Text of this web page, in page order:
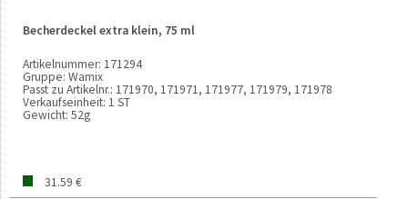
Becherdeckel extra klein, 75 ml
Artikelnummer: 171294
Gruppe: Wamix
Passt zu Artikelnr.: 171970, 171971, 171977, 171979, 171978
Verkaufseinheit: 1 ST
Gewicht: 52g
31.59 €